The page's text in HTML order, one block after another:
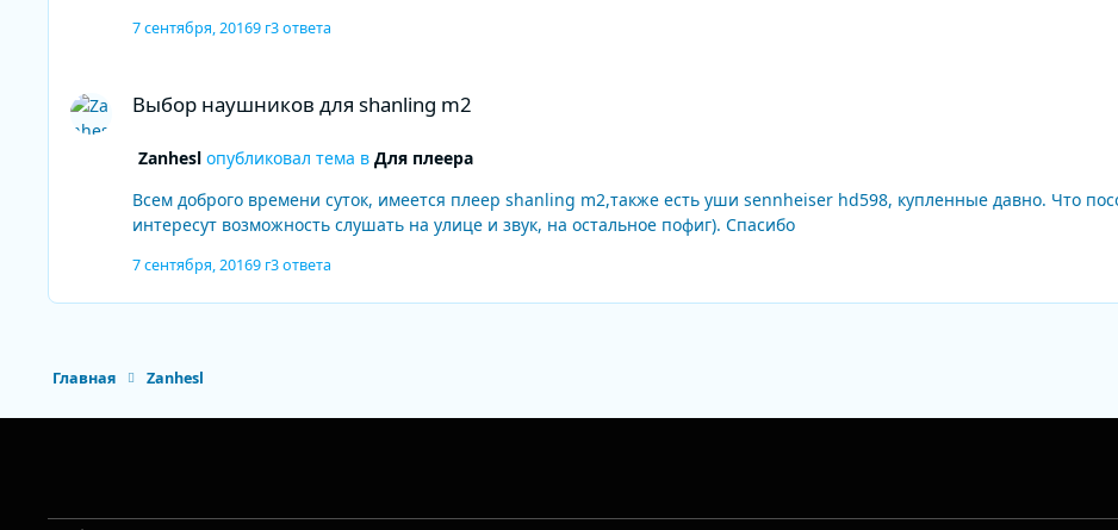
7 сентября, 20169 г3 ответа
Выбор наушников для shanling m2
Zanheslопубликовал тема в Для плеера
Всем доброго времени суток, имеется плеер shanling m2,также есть уши sennheiser hd598, купленные давно. Что
интересут возможность слушать на улице и звук, на остальное пофиг). Спасибо
7 сентября, 20169 г3 ответа
Главная Zanhesl